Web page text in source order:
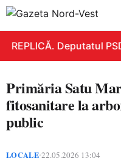
REPLICĂ. Deputatul
Primăria Satu
fitosanitare la
public
LOCALE•22.05.2026 13:04